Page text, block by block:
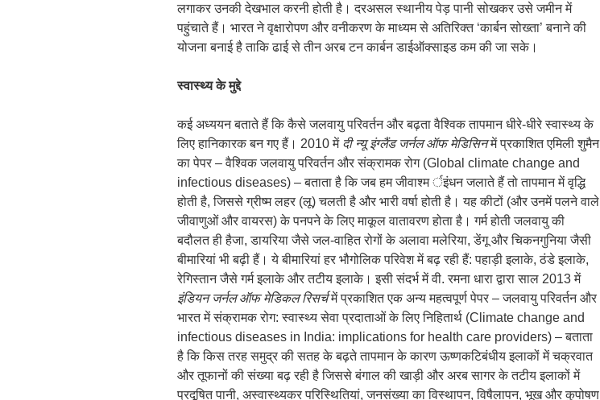
लगाकर उनकी देखभाल करनी होती है। दरअसल स्थानीय पेड़ पानी सोखकर उसे जमीन में
पहुंचाते हैं। भारत ने वृक्षारोपण और वनीकरण के माध्यम से अतिरिक्त ‘कार्बन सोख्ता’ बनाने की
योजना बनाई है ताकि ढाई से तीन अरब टन कार्बन डाईऑक्साइड कम की जा सके।
स्वास्थ्य के मुद्दे
कई अध्ययन बताते हैं कि कैसे जलवायु परिवर्तन और बढ़ता वैश्विक तापमान धीरे-धीरे स्वास्थ्य के
लिए हानिकारक बन गए हैं। 2010 में दी न्यू इंग्लैंड जर्नल ऑफ मेडिसिनमें प्रकाशित एमिली शुमैन
का पेपर – वैश्विक जलवायु परिवर्तन और संक्रामक रोग (Global climate change and
infectious diseases) – बताता है कि जब हम जीवाश्म र्इंधन जलाते हैं तो तापमान में वृद्धि
होती है, जिससे ग्रीष्म लहर (लू) चलती है और भारी वर्षा होती है। यह कीटों (और उनमें पलने वाले
जीवाणुओं और वायरस) के पनपने के लिए माकूल वातावरण होता है। गर्म होती जलवायु की
बदौलत ही हैजा, डायरिया जैसे जल-वाहित रोगों के अलावा मलेरिया, डेंगू और चिकनगुनिया जैसी
बीमारियां भी बढ़ी हैं। ये बीमारियां हर भौगोलिक परिवेश में बढ़ रही हैं: पहाड़ी इलाके, ठंडे इलाके,
रेगिस्तान जैसे गर्म इलाके और तटीय इलाके। इसी संदर्भ में वी. रमना धारा द्वारा साल 2013 में
इंडियन जर्नल ऑफ मेडिकल रिसर्चमें प्रकाशित एक अन्य महत्वपूर्ण पेपर – जलवायु परिवर्तन और
भारत में संक्रामक रोग: स्वास्थ्य सेवा प्रदाताओं के लिए निहितार्थ (Climate change and
infectious diseases in India: implications for health care providers) – बताता
है कि किस तरह समुद्र की सतह के बढ़ते तापमान के कारण ऊष्णकटिबंधीय इलाकों में चक्रवात
और तूफानों की संख्या बढ़ रही है जिससे बंगाल की खाड़ी और अरब सागर के तटीय इलाकों में
प्रदूषित पानी, अस्वास्थ्यकर परिस्थितियां, जनसंख्या का विस्थापन, विषैलापन, भूख और कुपोषण